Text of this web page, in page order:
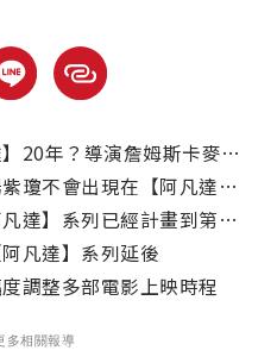
姆斯卡麥隆表示，不是只為了賺錢！
會出現在【阿凡達】第三集！
】系列已經計畫到第七部！
凡達】系列延後
調整多部電影上映時程
多相關報導